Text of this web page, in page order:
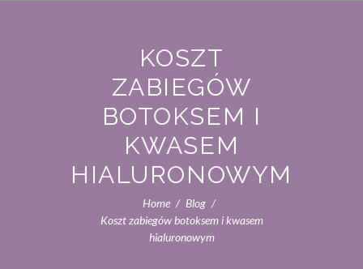
KOSZT
ZABIEGÓW
BOTOKSEM I
KWASEM
HIALURONOWYM
Home
Blog
Koszt zabiegów botoksem i kwasem
hialuronowym